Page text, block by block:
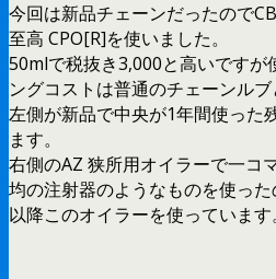
今回は新品チェーンだったので
至高 CPO[R]を使いました。
50mlで税抜き3,000と高いですが
ングコストは普通のチェーンルブ
左側が新品で中央が1年間使った
ます。
右側のAZ 狭所用オイラーで一コ
均の注射器のようなものを使っ
以降このオイラーを使っています。